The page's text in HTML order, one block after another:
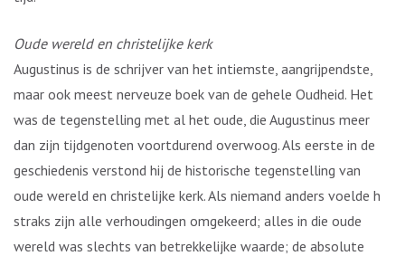
Oude wereld en christelijke kerk
Augustinus is de schrijver van het intiemste, aangrijpendste,
maar ook meest nerveuze boek van de gehele Oudheid. Het
was de tegenstelling met al het oude, die Augustinus meer
dan zijn tijdgenoten voortdurend overwoog. Als eerste in de
geschiedenis verstond hij de historische tegenstelling van
oude wereld en christelijke kerk. Als niemand anders voelde hij:
straks zijn alle verhoudingen omgekeerd; alles in die oude
wereld was slechts van betrekkelijke waarde; de absolute